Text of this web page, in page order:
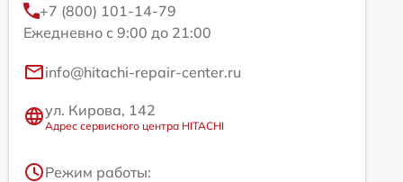
+7 (800) 101-14-79
Ежедневно с 9:00 до 21:00
info@hitachi-repair-center.ru
ул. Кирова, 142
Адрес сервисного центра HITACHI
Режим работы: